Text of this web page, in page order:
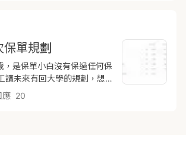
15 年新光人壽平安意外傷害保險附約 (K1D)
傷害醫療保險附約 (L1D) / 3 萬 新光人壽
(71D) / HS-10 新光人壽綜合醫療保險附約
光人壽綜合保障附約 (P1B) / 20 萬1.想調
約還有「重大傷病」和「防癌」的部份~~2.
付是否足夠??再請協助調整建議與需注意方
單規劃
，是保單小白沒有保過任何保
讀未來有回大學的規劃，想
劃是否合適?或者有無需要增
神幫忙看一下，謝謝了!!
應 20